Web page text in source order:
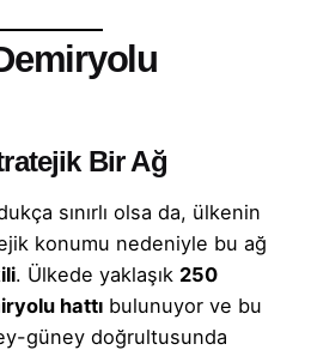
Bir Ağ
sınırlı olsa da, ülkenin
konumu nedeniyle bu ağ
. Ülkede yaklaşık 250
hattı bulunuyor ve bu
güney doğrultusunda